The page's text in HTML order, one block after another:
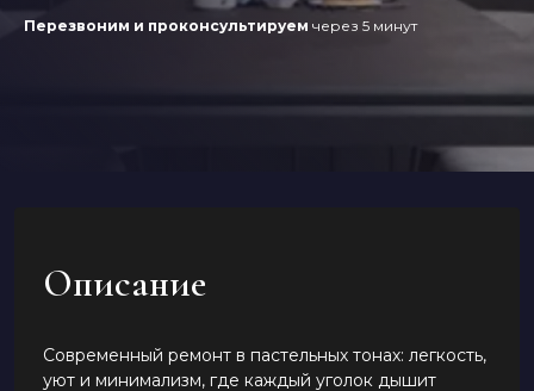
Перезвоним и проконсультируем через 5 минут
Описание
Современный ремонт в пастельных тонах: легкость,
уют и минимализм, где каждый уголок дышит